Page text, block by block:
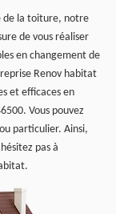
de la toiture, notre
de vous réaliser
en changement de
Renov habitat
et efficaces en
Vous pouvez
particulier. Ainsi,
pas à